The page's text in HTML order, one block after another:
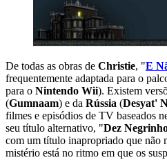
De todas as obras de Christie, "E
frequentemente adaptada para o
para o Nintendo Wii). Existem
(Gumnaam) e da Rússia (Desyat'
filmes e episódios de TV baseados
seu título alternativo, "Dez
com um título inapropriado que não
mistério está no ritmo em que os